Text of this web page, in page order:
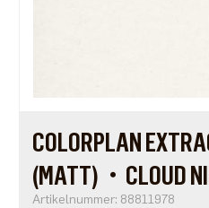
COLORPLAN
(MATT)・CLOUD
Artikelnummer: 88811978